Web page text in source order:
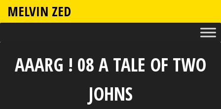
MELVIN ZED
AAARG ! 08 A TALE OF TWO
JOHNS